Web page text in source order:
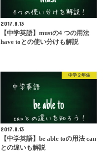
2017.8.13
【中学英語】mustの4 つの用法
have toとの使い分けも解説
中学２年生
2017.8.13
【中学英語】be able toの用法 can
との違いも解説